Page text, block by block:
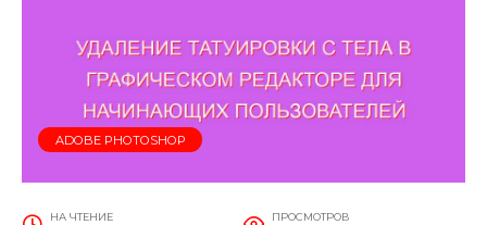
ADOBE PHOTOSHOP
НА ЧТЕНИЕ ПРОСМОТРОВ